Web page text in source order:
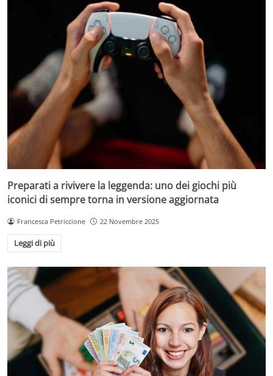
Preparati a rivivere la leggenda: uno dei giochi più
iconici di sempre torna in versione aggiornata
Francesca Petriccione 22 Novembre 2025
Leggi di più